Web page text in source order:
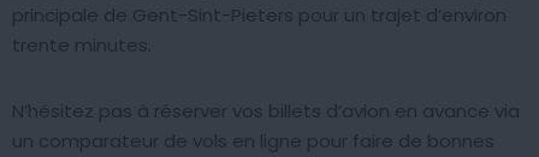
principale de Gent-Sint-Pieters pour un trajet d’environ
trente minutes.
N’hésitez pas à réserver vos billets d’avion en avance via
un comparateur de vols en ligne pour faire de bonnes